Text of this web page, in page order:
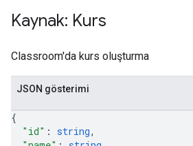
Kaynak: Kurs
Classroom'da kurs oluşturma
JSON gösterimi
{
"id" : string,